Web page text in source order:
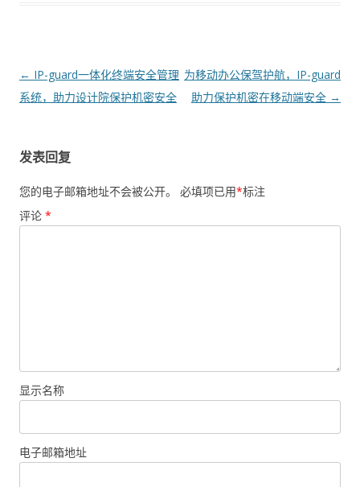
文章导航
← IP-guard一体化终端安全管理
系统，助力设计院保护机密安全
为移动办公保驾护航，IP-guard
助力保护机密在移动端安全 →
发表回复
您的电子邮箱地址不会被公开。 必填项已用*标注
评论 *
显示名称
电子邮箱地址